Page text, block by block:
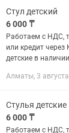
Стул детский
6 000 ₸
Работаем с НДС,
или кредит через
детские в
фанеры и за счет
Алматы, 3 августа
Стулья детские
6 000 ₸
Работаем с НДС,